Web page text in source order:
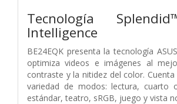
Tecnología
Intelligence
BE24EQK presenta la tecnología
optimiza videos e imágenes al
contraste y la nitidez del color.
variedad de modos: lectura, cuarto
estándar, teatro, sRGB, juego y vista